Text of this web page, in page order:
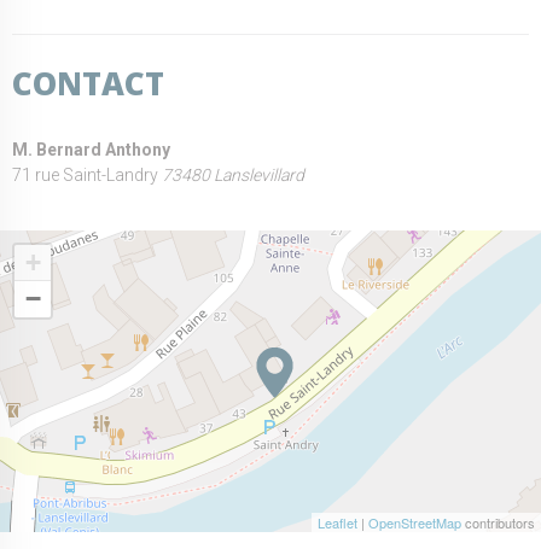
CONTACT
M. Bernard Anthony
71 rue Saint-Landry 73480 Lanslevillard
+
−
Leaflet | OpenStreetMapcontributors